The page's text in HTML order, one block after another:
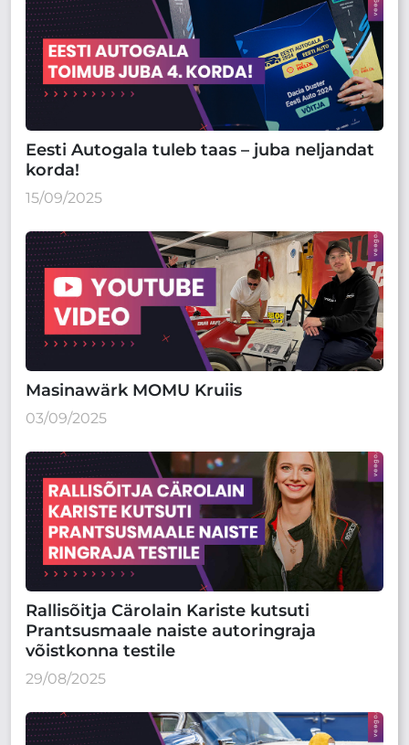
Eesti Autogala tuleb taas – juba neljandat
korda!
15/09/2025
Masinawärk MOMU Kruiis
03/09/2025
Rallisõitja Cärolain Kariste kutsuti
Prantsusmaale naiste autoringraja
võistkonna testile
29/08/2025